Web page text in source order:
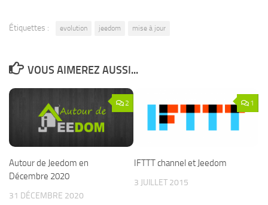
Étiquettes : evolution jeedom mise à jour
VOUS AIMEREZ AUSSI...
2
Autour de Jeedom en
Décembre 2020
31 DÉCEMBRE 2020
1
IFTTT channel et Jeedom
3 JUILLET 2015